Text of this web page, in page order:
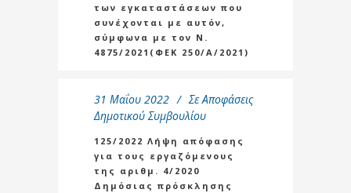
των εγκαταστάσεων που
συνέχονται με αυτόν,
σύμφωνα με τον Ν.
4875/2021(ΦΕΚ 250/Α/2021)
31 Μαΐου 2022 Σε Αποφάσεις
Δημοτικού Συμβουλίου
125/2022 Λήψη απόφασης
για τους εργαζόμενους
της αριθμ. 4/2020
Δημόσιας πρόσκλησης